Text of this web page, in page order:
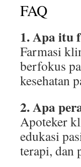
FAQ
1. Apa itu
Farmasi
berfokus
kesehatan
2. Apa
Apoteker
edukasi
terapi, dan